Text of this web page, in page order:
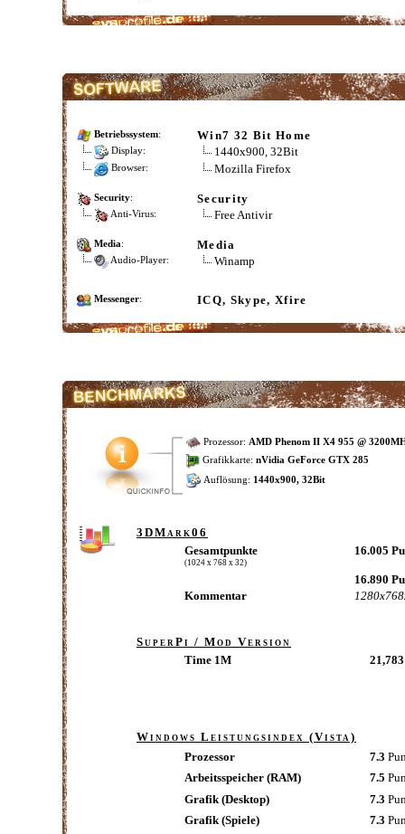
Betriebssystem: Win7 32 Bit Home
Display: 1440x900, 32Bit
Browser: Mozilla Firefox
Security: Security
Anti-Virus: Free Antivir
Media: Media
Audio-Player: Winamp
Messenger: ICQ, Skype, Xfire
Prozessor: AMD Phenom II X4 955 @
Grafikkarte: nVidia GeForce GTX 285
Auflösung: 1440x900, 32Bit
3DMark06
Gesamtpunkte
(1024 x 768 x 32)
16.005
16.890
Kommentar
SuperPi / Mod Version
Time 1M
21,783
Windows Leistungsindex (Vista)
Prozessor
7.3
Arbeitsspeicher (RAM)
7.5
Grafik (Desktop)
7.3
Grafik (Spiele)
7.3